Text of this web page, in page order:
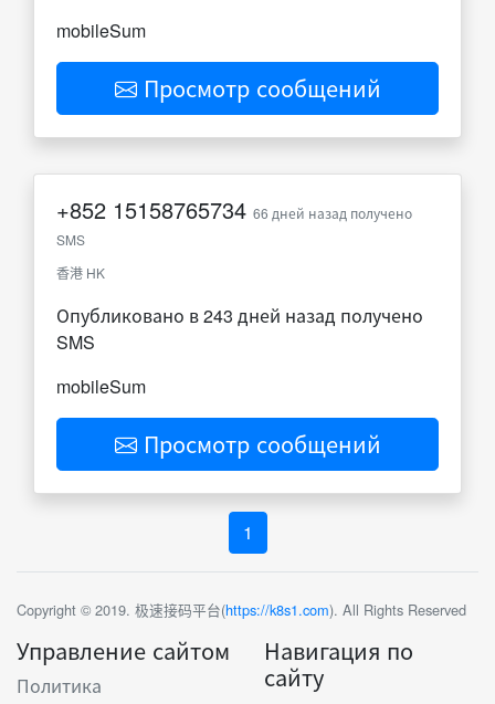
mobileSum
Просмотр сообщений
+852 15158765734 66 дней назад получено
SMS
香港 HK
Опубликовано в 243 дней назад получено
SMS
mobileSum
Просмотр сообщений
1
Copyright © 2019. 极速接码平台(https://k8s1.com). All Rights Reserved
Управление сайтом
Политика
Навигация по
сайту